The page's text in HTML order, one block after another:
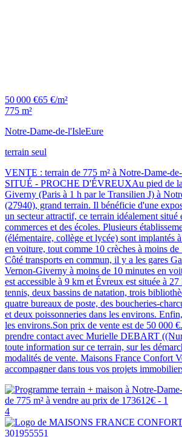
50 000 €65 €/m²
775 m²
Notre-Dame-de-l'IsleEure
terrain seul
VENTE : terrain de 775 m² à Notre-Dame-
SITUÉ - PROCHE D'ÉVREUXAu pied de
Giverny (Paris à 1 h par le Transilien J) à
(27940), grand terrain. Il bénéficie d'une
un secteur attractif, ce terrain idéalement situé
commerces et des écoles. Plusieurs
(élémentaire, collège et lycée) sont implantés
en voiture, tout comme 10 crèches à moins de
Côté transports en commun, il y a les gares
Vernon-Giverny à moins de 10 minutes en
est accessible à 9 km et Évreux est située à
tennis, deux bassins de natation, trois
quatre bureaux de poste, des boucheries-
et deux poissonneries dans les environs.
les environs.Son prix de vente est de 50 000
prendre contact avec Murielle DEBART
toute information sur ce terrain, sur les
modalités de vente. Maisons France Confort
accompagner dans tous vos projets
4